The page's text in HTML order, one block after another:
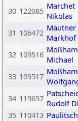
30 122085 Marchet
Nikolas
31 106472 Mautner
Markhof
32 109516 Michael
33 109517
34 119657 Rudolf
35 110413